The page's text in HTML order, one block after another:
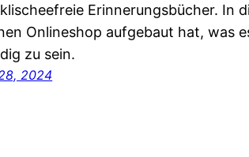
Erinnerungsbücher. In
Onlineshop aufgebaut hat, was
zu sein.
2024